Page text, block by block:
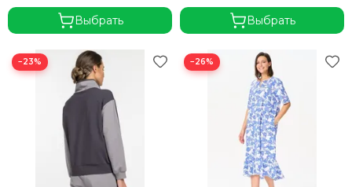
Выбрать
Выбрать
−23% −26%